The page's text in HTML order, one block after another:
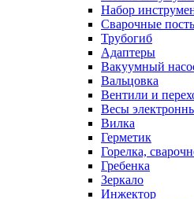
Набор
Сварочные
Трубогиб
Aдаптеры
Вакуумный
Вальцовка
Вентили и
Весы
Вилка
Герметик
Горелка,
Гребенка
Зеркало
Инжектор